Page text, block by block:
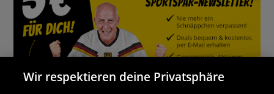
Wir respektieren deine Privatsphäre